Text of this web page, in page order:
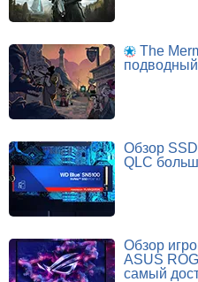
The
подводный
Обзор
QLC
Обзор
ASUS
самый